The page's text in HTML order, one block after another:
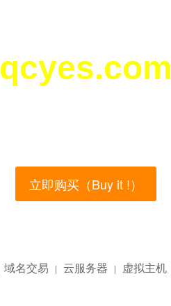
qcyes.com
立即购买（Buy it !）
域名交易 | 云服务器 | 虚拟主机